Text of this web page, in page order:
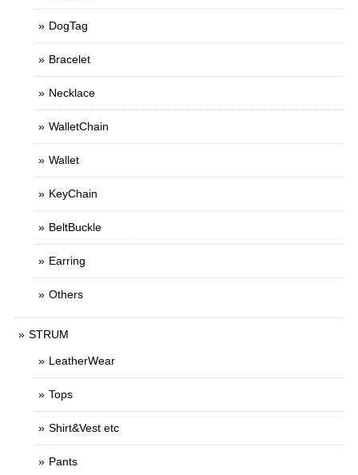
DogTag
Bracelet
Necklace
WalletChain
Wallet
KeyChain
BeltBuckle
Earring
Others
STRUM
LeatherWear
Tops
Shirt&Vest etc
Pants